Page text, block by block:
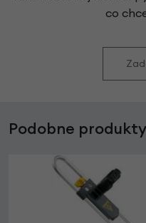
co
Podobne produkty